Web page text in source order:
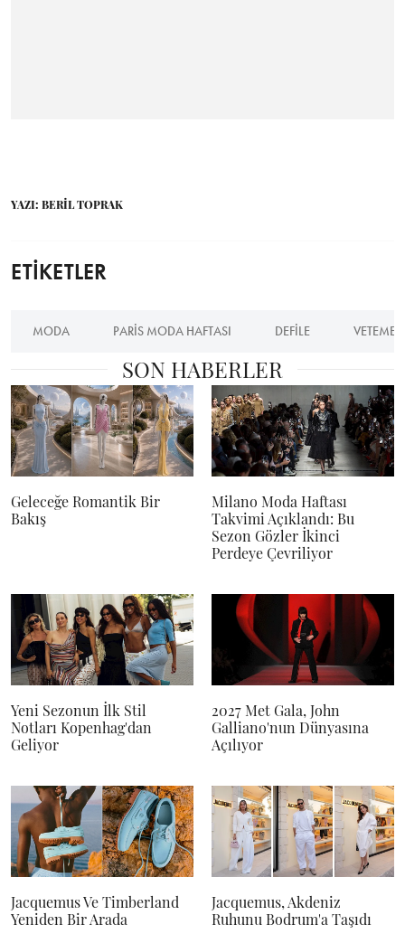
YAZI: BERİL TOPRAK
ETİKETLER
MODA PARIS MODA HAFTASI DEFILE
SON HABERLER
Geleceğe Romantik Bir
Bakış
Milano Moda Haftası
Takvimi Açıklandı: Bu
Sezon Gözler İkinci
Perdeye Çevriliyor
Yeni Sezonun İlk Stil
Notları Kopenhag'dan
Geliyor
2027 Met Gala, John
Galliano'nun Dünyasına
Açılıyor
Jacquemus Ve Timberland
Yeniden Bir Arada
Jacquemus, Akdeniz
Ruhunu Bodrum'a Taşıdı